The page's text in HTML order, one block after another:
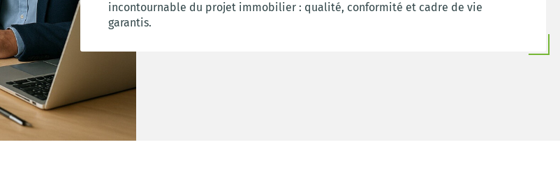
incontournable du projet immobilier : qualité, conformité et cadre de vie
garantis.